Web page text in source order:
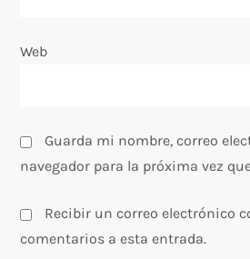
a
a
s
Web
Guarda mi nombre, correo
navegador para la próxima vez
Recibir un correo electrónico
comentarios a esta entrada.